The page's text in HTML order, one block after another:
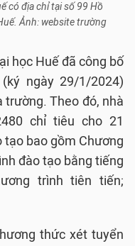
có địa chỉ tại số 99 Hồ
Ảnh: website trường
học Huế đã công bố
ngày 29/1/2024)
Theo đó, nhà
chỉ tiêu cho 21
tạo bao gồm Chương
đào tạo bằng tiếng
trình tiên tiến;
thức xét tuyển